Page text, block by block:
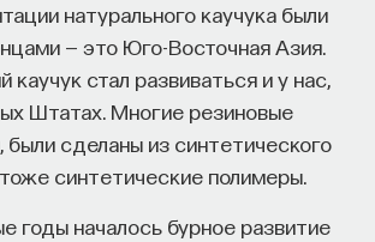
натурального каучука были
— это Юго-Восточная Азия.
каучук стал развиваться и у нас,
Штатах. Многие резиновые
были сделаны из синтетического
синтетические полимеры.
годы началось бурное развитие
с STEM-образованием,
сферу деятельности;
не имеет достаточного опыта
но стремится развивать
навыки.
оказываются
связано с особенностью
зараженной клетки.
не взаимодействуют
чего нельзя сказать